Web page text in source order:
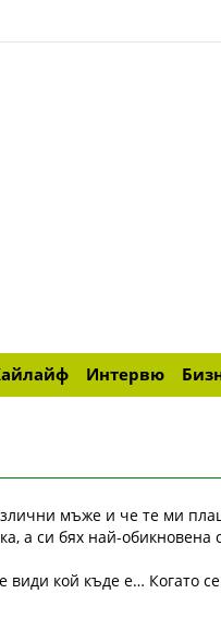
Интервю
мъже и че те ми
а си бях най-обикновена
кой къде е… Когато